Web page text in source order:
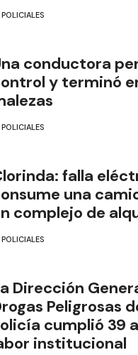
POLICIALES
conductora
y terminó
POLICIALES
falla
una
complejo de
POLICIALES
Dirección
Peligrosas
cumplió 39
institucional